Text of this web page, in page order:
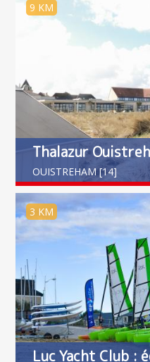
9 KM
Thalazur
OUISTREHAM [14]
3 KM
Luc Yacht Club :